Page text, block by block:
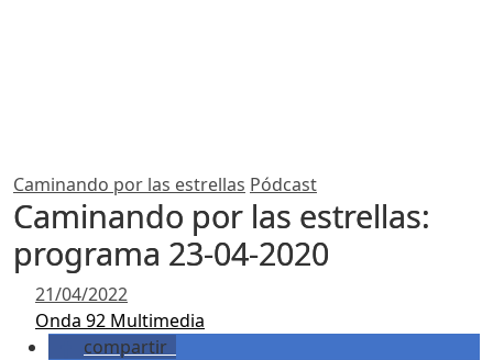
Caminando por las estrellas Pódcast
Caminando por las estrellas:
programa 23-04-2020
21/04/2022
Onda 92 Multimedia
compartir